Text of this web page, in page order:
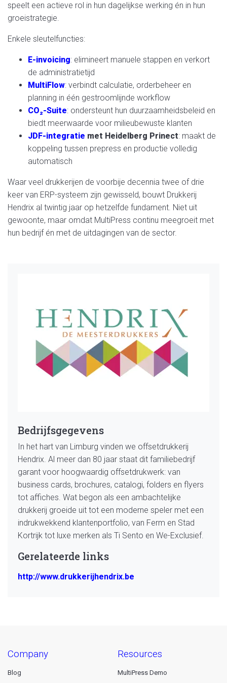
speelt een actieve rol in hun dagelijkse werking én in hun
groeistrategie.
Enkele sleutelfuncties:
E-invoicing: elimineert manuele stappen en verkort
de administratietijd
MultiFlow: verbindt calculatie, orderbeheer en
planning in één gestroomlijnde workflow
CO₂-Suite: ondersteunt hun duurzaamheidsbeleid en
biedt meerwaarde voor milieubewuste klanten
JDF-integratie met Heidelberg Prinect: maakt de
koppeling tussen prepress en productie volledig
automatisch
Waar veel drukkerijen de voorbije decennia twee of drie
keer van ERP-systeem zijn gewisseld, bouwt Drukkerij
Hendrix al twintig jaar op hetzelfde fundament. Niet uit
gewoonte, maar omdat MultiPress continu meegroeit met
hun bedrijf én met de uitdagingen van de sector.
Bedrijfsgegevens
In het hart van Limburg vinden we offsetdrukkerij
Hendrix. Al meer dan 80 jaar staat dit familiebedrijf
garant voor hoogwaardig offsetdrukwerk: van
business cards, brochures, catalogi, folders en flyers
tot affiches. Wat begon als een ambachtelijke
drukkerij groeide uit tot een moderne speler met een
indrukwekkend klantenportfolio, van Ferm en Stad
Kortrijk tot luxe merken als Ti Sento en We-Exclusief.
Gerelateerde links
http://www.drukkerijhendrix.be
company
Blog
resources
MultiPress Demo